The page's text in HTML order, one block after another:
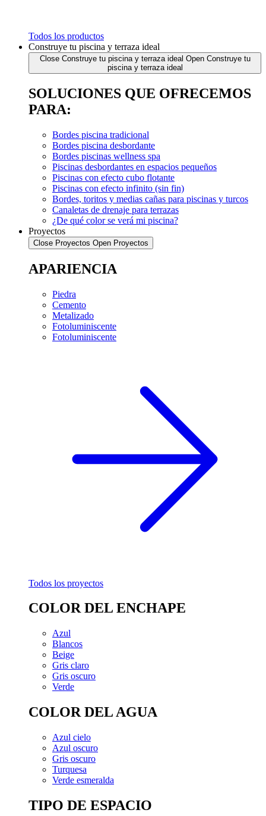
Todos los productos
Construye tu piscina y terraza ideal
Close Construye tu piscina y terraza ideal Open Construye tu
piscina y terraza ideal
SOLUCIONES QUE OFRECEMOS
PARA:
Bordes piscina tradicional
Bordes piscina desbordante
Bordes piscinas wellness spa
Piscinas desbordantes en espacios pequeños
Piscinas con efecto cubo flotante
Piscinas con efecto infinito (sin fin)
Bordes, toritos y medias cañas para piscinas y turcos
Canaletas de drenaje para terrazas
¿De qué color se verá mi piscina?
Proyectos
Close Proyectos Open Proyectos
APARIENCIA
Piedra
Cemento
Metalizado
Fotoluminiscente
Fotoluminiscente
Todos los proyectos
COLOR DEL ENCHAPE
Azul
Blancos
Beige
Gris claro
Gris oscuro
Verde
COLOR DEL AGUA
Azul cielo
Azul oscuro
Gris oscuro
Turquesa
Verde esmeralda
TIPO DE ESPACIO